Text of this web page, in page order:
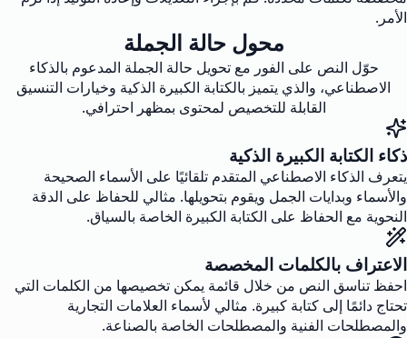
الأمر.
محول حالة الجملة
حوّل النص على الفور مع تحويل حالة الجملة المدعوم بالذكاء
الاصطناعي، والذي يتميز بالكتابة الكبيرة الذكية وخيارات التنسيق
القابلة للتخصيص لمحتوى بمظهر احترافي.
ذكاء الكتابة الكبيرة الذكية
يتعرف الذكاء الاصطناعي المتقدم تلقائيًا على الأسماء الصحيحة
والأسماء وبدايات الجمل ويقوم بتحويلها. مثالي للحفاظ على الدقة
النحوية مع الحفاظ على الكتابة الكبيرة الخاصة بالسياق.
الاعتراف بالكلمات المخصصة
احفظ تناسق النص من خلال قائمة يمكن تخصيصها من الكلمات التي
تحتاج دائمًا إلى كتابة كبيرة. مثالي لأسماء العلامات التجارية
والمصطلحات الفنية والمصطلحات الخاصة بالصناعة.